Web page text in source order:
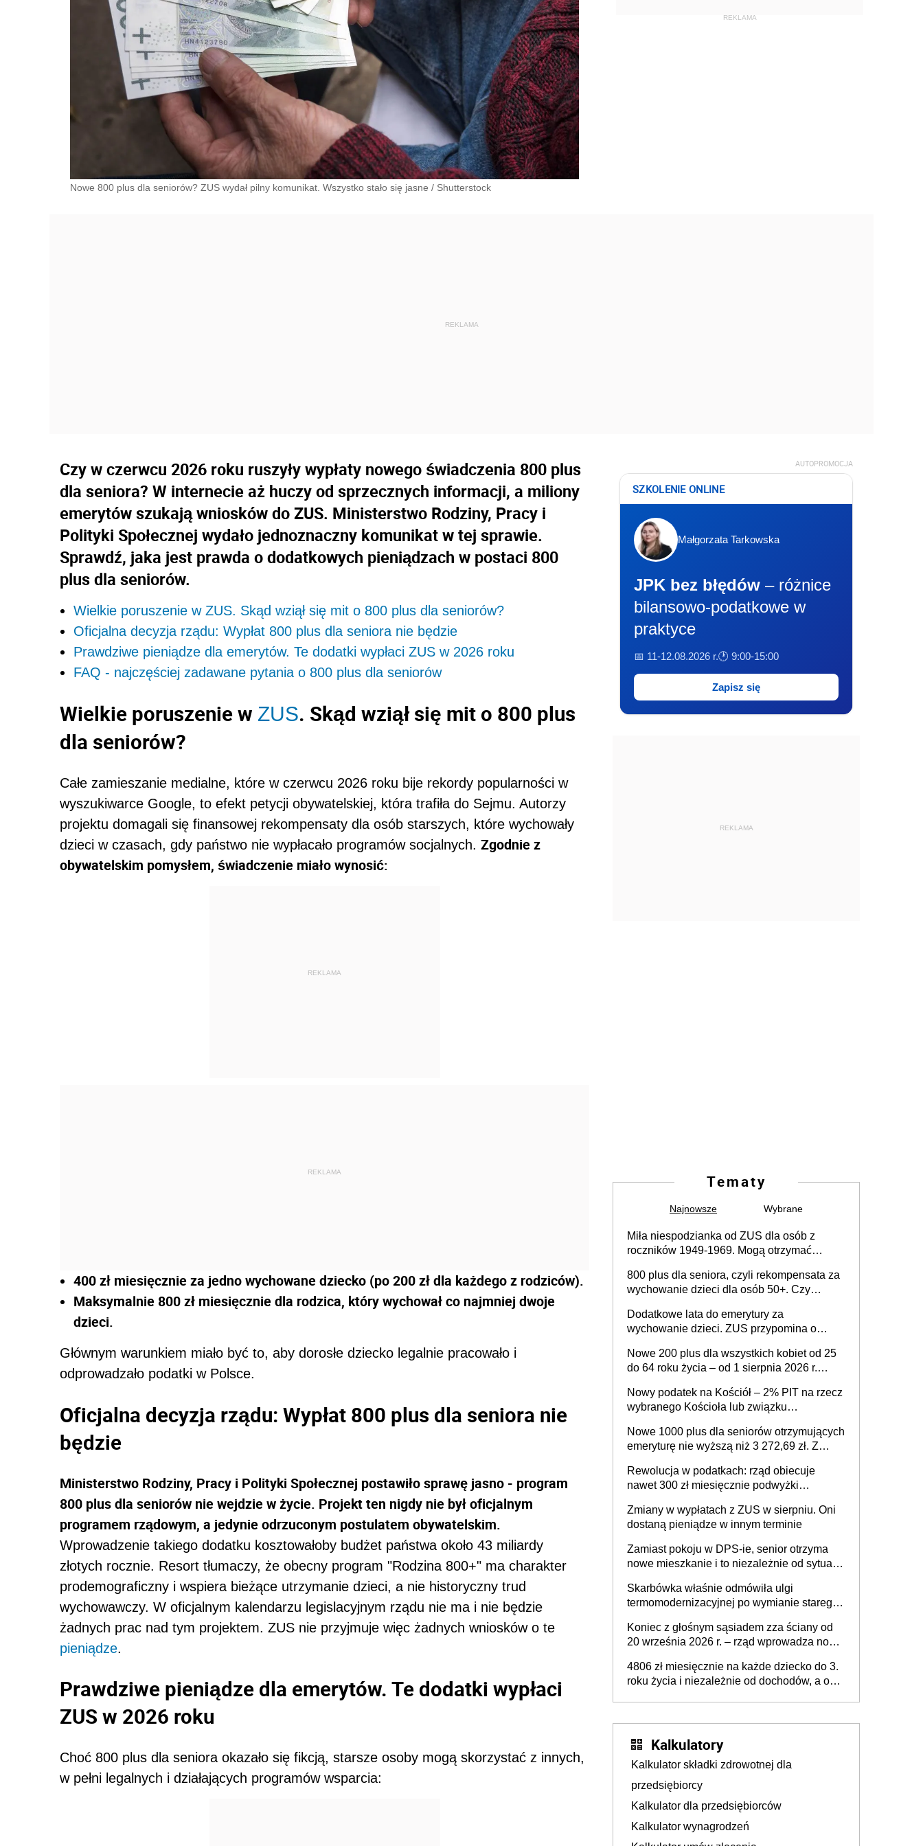
Nowe 800 plus dla seniorów? ZUS wydał pilny komunikat. Wszystko stało się jasne / Shutterstock
Czy w czerwcu 2026 roku ruszyły wypłaty nowego świadczenia 800 plus
dla seniora? W internecie aż huczy od sprzecznych informacji, a miliony
emerytów szukają wniosków do ZUS. Ministerstwo Rodziny, Pracy i
Polityki Społecznej wydało jednoznaczny komunikat w tej sprawie.
Sprawdź, jaka jest prawda o dodatkowych pieniądzach w postaci 800
plus dla seniorów.
Wielkie poruszenie w ZUS. Skąd wziął się mit o 800 plus dla seniorów?
Oficjalna decyzja rządu: Wypłat 800 plus dla seniora nie będzie
Prawdziwe pieniądze dla emerytów. Te dodatki wypłaci ZUS w 2026 roku
FAQ - najczęściej zadawane pytania o 800 plus dla seniorów
Wielkie poruszenie w ZUS. Skąd wziął się mit o 800 plus
dla seniorów?
Całe zamieszanie medialne, które w czerwcu 2026 roku bije rekordy popularności w
wyszukiwarce Google, to efekt petycji obywatelskiej, która trafiła do Sejmu. Autorzy
projektu domagali się finansowej rekompensaty dla osób starszych, które wychowały
dzieci w czasach, gdy państwo nie wypłacało programów socjalnych. Zgodnie z
obywatelskim pomysłem, świadczenie miało wynosić:
REKLAMA
REKLAMA
400 zł miesięcznie za jedno wychowane dziecko (po 200 zł dla każdego z rodziców).
Maksymalnie 800 zł miesięcznie dla rodzica, który wychował co najmniej dwoje
dzieci.
Głównym warunkiem miało być to, aby dorosłe dziecko legalnie pracowało i
odprowadzało podatki w Polsce.
Oficjalna decyzja rządu: Wypłat 800 plus dla seniora nie
będzie
Ministerstwo Rodziny, Pracy i Polityki Społecznej postawiło sprawę jasno - program
800 plus dla seniorów nie wejdzie w życie. Projekt ten nigdy nie był oficjalnym
programem rządowym, a jedynie odrzuconym postulatem obywatelskim.
Wprowadzenie takiego dodatku kosztowałoby budżet państwa około 43 miliardy
złotych rocznie. Resort tłumaczy, że obecny program "Rodzina 800+" ma charakter
prodemograficzny i wspiera bieżące utrzymanie dzieci, a nie historyczny trud
wychowawczy. W oficjalnym kalendarzu legislacyjnym rządu nie ma i nie będzie
żadnych prac nad tym projektem. ZUS nie przyjmuje więc żadnych wniosków o te
pieniądze.
Prawdziwe pieniądze dla emerytów. Te dodatki wypłaci
ZUS w 2026 roku
Choć 800 plus dla seniora okazało się fikcją, starsze osoby mogą skorzystać z innych,
w pełni legalnych i działających programów wsparcia:
AUTOPROMOCJA
SZKOLENIE ONLINE
Małgorzata Tarkowska
JPK bez błędów – różnice
bilansowo-podatkowe w
praktyce
📅 11-12.08.2026 r.🕐 9:00-15:00
Zapisz się
REKLAMA
Tematy
Najnowsze Wybrane
Miła niespodzianka od ZUS dla osób z
roczników 1949-1969. Mogą otrzymać
800 plus dla seniora, czyli rekompensata za
wychowanie dzieci dla osób 50+. Czy
wejdzie w życie?
Dodatkowe lata do emerytury za
wychowanie dzieci. ZUS przypomina o
Nowe 200 plus dla wszystkich kobiet od 25
do 64 roku życia – od 1 sierpnia 2026 r.
programu rządowego
Nowy podatek na Kościół – 2% PIT na rzecz
wybranego Kościoła lub związku
nad zmianami w systemie finansowania
Nowe 1000 plus dla seniorów otrzymujących
emeryturę nie wyższą niż 3 272,69 zł. Z
spóźnialscy świadczenia nie otrzymają
Rewolucja w podatkach: rząd obiecuje
nawet 300 zł miesięcznie podwyżki
Zmiany w wypłatach z ZUS w sierpniu. Oni
dostaną pieniądze w innym terminie
Zamiast pokoju w DPS-ie, senior otrzyma
nowe mieszkanie i to niezależnie od sytuacji
wsparcia dla osób po 60 roku życia
Skarbówka właśnie odmówiła ulgi
termomodernizacyjnej po wymianie starego
Koniec z głośnym sąsiadem zza ściany od
20 września 2026 r. – rząd wprowadza nowe
mieszkańców
4806 zł miesięcznie na każde dziecko do 3.
roku życia i niezależnie od dochodów, a od
Polsce
Kalkulatory
Kalkulator składki zdrowotnej dla
przedsiębiorcy
Kalkulator dla przedsiębiorców
Kalkulator wynagrodzeń